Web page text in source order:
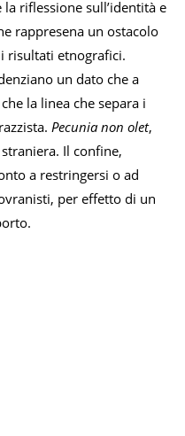
la riflessione sull’identità e
rappresena un ostacolo
risultati etnografici.
un dato che a
la linea che separa i
Pecunia non olet,
Il confine,
a restringersi o ad
per effetto di un